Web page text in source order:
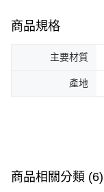
商品規格
主要材質
產地
商品相關分類 (6)